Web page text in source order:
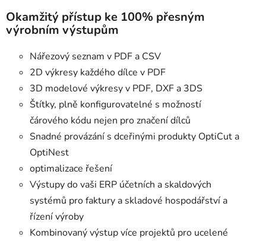
Okamžitý přístup ke 100% přesným
výrobním výstupům
Nářezový seznam v PDF a CSV
2D výkresy každého dílce v PDF
3D modelové výkresy v PDF, DXF a 3DS
Štítky, plně konfigurovatelné s možností
čárového kódu nejen pro značení dílců
Snadné provázání s dceřinými produkty OptiCut a
OptiNest
optimalizace řešení
Výstupy do vaši ERP účetních a skaldových
systémů pro faktury a skladové hospodářství a
řízení výroby
Kombinovaný výstup více projektů pro ucelené